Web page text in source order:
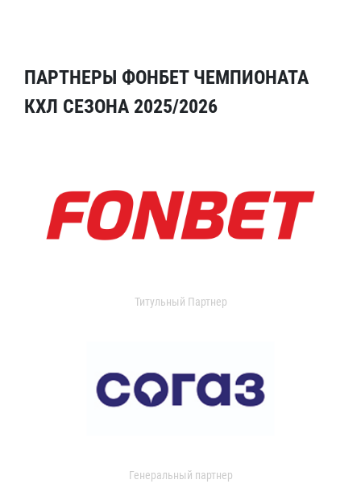
ПАРТНЕРЫ ФОНБЕТ ЧЕМПИОНАТА
КХЛ СЕЗОНА 2025/2026
Титульный Партнер
Генеральный партнер